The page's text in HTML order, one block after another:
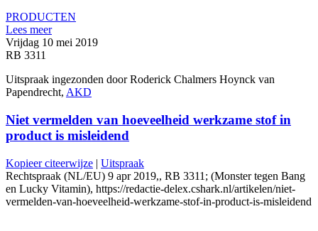
PRODUCTEN
Lees meer
Vrijdag 10 mei 2019
RB 3311
Uitspraak ingezonden door Roderick Chalmers Hoynck van
Papendrecht, AKD
Niet vermelden van hoeveelheid werkzame stof in
product is misleidend
Kopieer citeerwijze | Uitspraak
Rechtspraak (NL/EU) 9 apr 2019,, RB 3311; (Monster tegen Bang
en Lucky Vitamin), https://redactie-delex.cshark.nl/artikelen/niet-
vermelden-van-hoeveelheid-werkzame-stof-in-product-is-misleidend